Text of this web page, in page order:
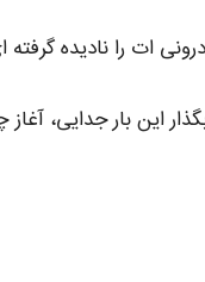
ات را نادیده
این بار جدایی، آغاز